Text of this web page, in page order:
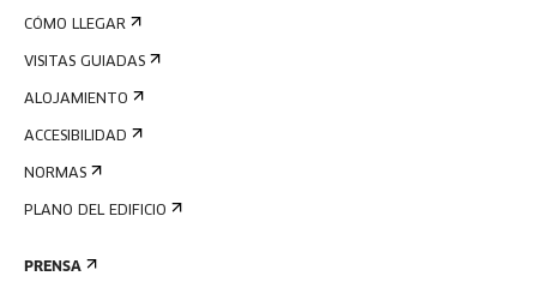
CÓMO LLEGAR
VISITAS GUIADAS
ALOJAMIENTO
ACCESIBILIDAD
NORMAS
PLANO DEL EDIFICIO
PRENSA